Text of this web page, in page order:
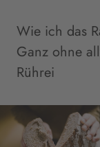
Wie ich das
Ganz ohne
Rührei